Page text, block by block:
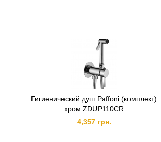
Гигиенический душ Paffoni (комплект)
хром ZDUP110CR
4,357 грн.